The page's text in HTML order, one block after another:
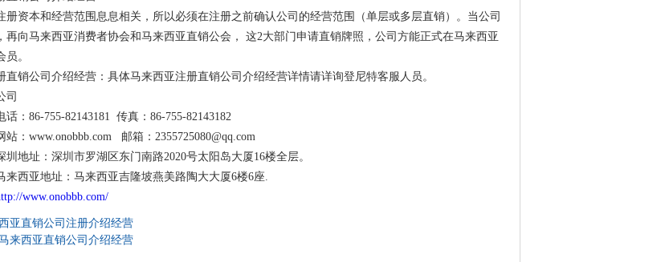
册资本和经营范围息息相关，所以必须在注册之前确认公司的经营范围（单层或多层直销）。当公司
再向马来西亚消费者协会和马来西亚直销公会， 这2大部门申请直销牌照，公司方能正式在马来西亚
。
直销公司介绍经营：具体马来西亚注册直销公司介绍经营详情请详询登尼特客服人员。
司
话：86-755-82143181 传真：86-755-82143182
站：www.onobbb.com 邮箱：2355725080@qq.com
圳地址：深圳市罗湖区东门南路2020号太阳岛大厦16楼全层。
来西亚地址：马来西亚吉隆坡燕美路陶大大厦6楼6座.
www.onobbb.com/
亚直销公司注册介绍经营
来西亚直销公司介绍经营